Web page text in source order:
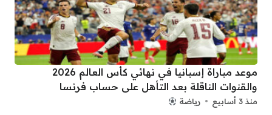
موعد مباراة إسبانيا في نهائي كأس العالم 2026
والقنوات الناقلة بعد التأهل على حساب فرنسا
منذ 3 أسابيع رياضة